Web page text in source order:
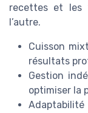
recettes et les
l’autre.
Cuisson
résultats
Gestion
optimiser la